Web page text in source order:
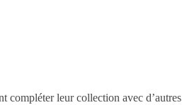
compléter leur collection avec d’autres